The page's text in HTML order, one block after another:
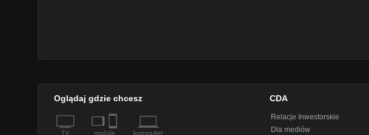
Oglądaj gdzie chcesz CDA
Relacje Inwestorskie
Dla mediów